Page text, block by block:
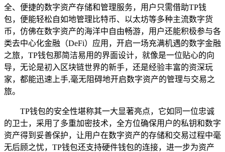
全、便捷的数字资产存储和管理服务，用户只需借助TP钱
包，便能轻松自如地管理比特币、以太坊等多种主流数字货
币，仿佛在数字资产的海洋中自由畅游，用户还能积极参与各
类去中心化金融（DeFi）应用，开启一场充满机遇的数字金融
之旅，TP钱包那简洁易用的界面设计，就像是一位贴心的向
导，无论是初入区块链世界的新手，还是经验丰富的资深玩
家，都能迅速上手,毫无阻碍地开启数字资产的管理与交易之
旅。
TP钱包的安全性堪称其一大显著亮点，它如同一位忠诚
的卫士，采用了多重加密技术，全方位确保用户的私钥和数字
资产得到妥善保护，让用户在数字资产的存储和交易过程中毫
无后顾之忧，TP钱包还支持硬件钱包的连接，进一步为资产